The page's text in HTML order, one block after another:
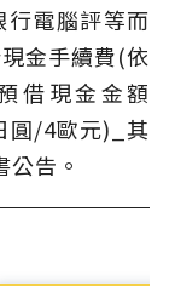
電腦評等而
金手續費(依
借現金金額
圓/4歐元)_其
告。